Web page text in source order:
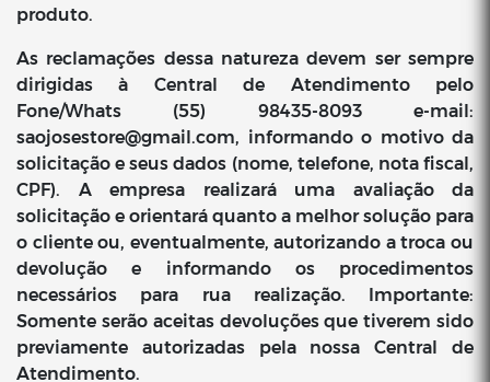
produto.
As reclamações dessa natureza devem ser sempre
dirigidas à Central de Atendimento pelo
Fone/Whats (55) 98435-8093 e-mail:
saojosestore@gmail.com, informando o motivo da
solicitação e seus dados (nome, telefone, nota fiscal,
CPF). A empresa realizará uma avaliação da
solicitação e orientará quanto a melhor solução para
o cliente ou, eventualmente, autorizando a troca ou
devolução e informando os procedimentos
necessários para rua realização. Importante:
Somente serão aceitas devoluções que tiverem sido
previamente autorizadas pela nossa Central de
Atendimento.